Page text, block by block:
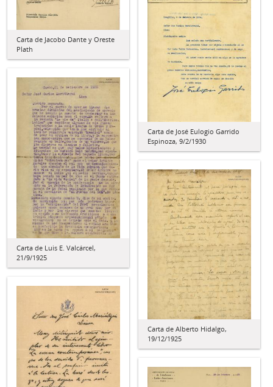
Carta de Jacobo Dante y Oreste
Plath
Carta de José Eulogio Garrido
Espinoza, 9/2/1930
Carta de Luis E. Valcárcel,
21/9/1925
Carta de Alberto Hidalgo,
19/12/1925